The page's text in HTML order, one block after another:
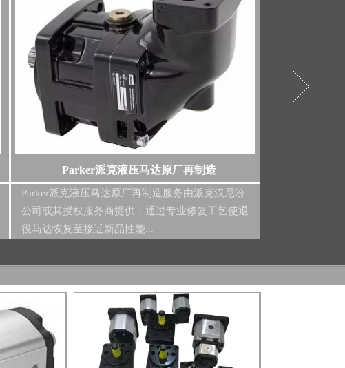
BM6-W系列摆线马达
BM6-W系列摆线马达规格及型号 BM6-W系列摆线
马达是一款采用先进端面配流结构的液压马达，核
心采用镶柱式转定子付，具备压...